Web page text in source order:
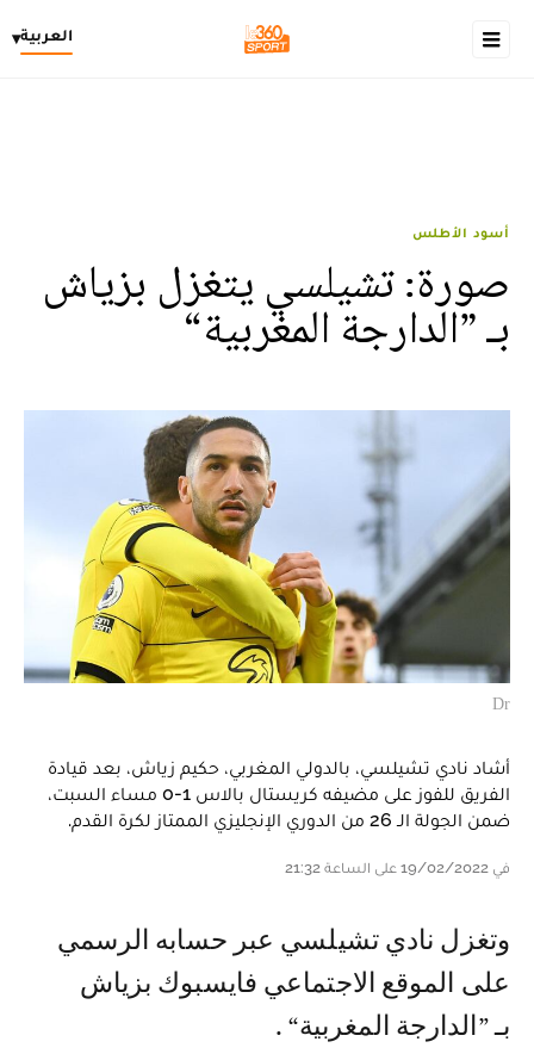
العربية▾
أسود الأطلس
صورة: تشيلسي يتغزل بزياش
بـ ”الدارجة المغربية“
Dr
أشاد نادي تشيلسي، بالدولي المغربي، حكيم زياش، بعد قيادة
الفريق للفوز على مضيفه كريستال بالاس 1-0 مساء السبت،
ضمن الجولة الـ 26 من الدوري الإنجليزي الممتاز لكرة القدم.
في 19/02/2022 على الساعة 21:32
وتغزل نادي تشيلسي عبر حسابه الرسمي
على الموقع الاجتماعي فايسبوك بزياش
بـ ”الدارجة المغربية“ .